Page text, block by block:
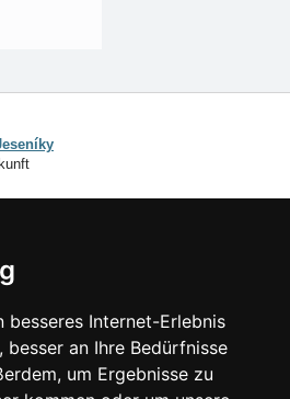
besseres Internet-Erlebnis
an Ihre Bedürfnisse
um Ergebnisse zu